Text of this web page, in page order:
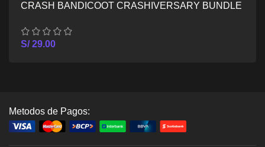
CRASH BANDICOOT CRASHIVERSARY BUNDLE
S/29.00
Metodos de Pagos: